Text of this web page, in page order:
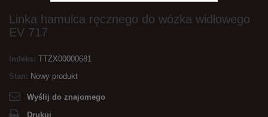
Linka hamulca ręcznego do wózka widłowego
EV 717
Indeks: TTZX00000681
Stan: Nowy produkt
Wyślij do znajomego
Drukuj